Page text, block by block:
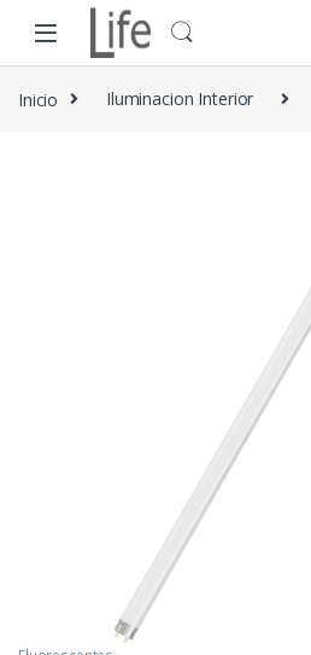
Skip to navigation
Skip to content
Inicio Iluminacion Interior